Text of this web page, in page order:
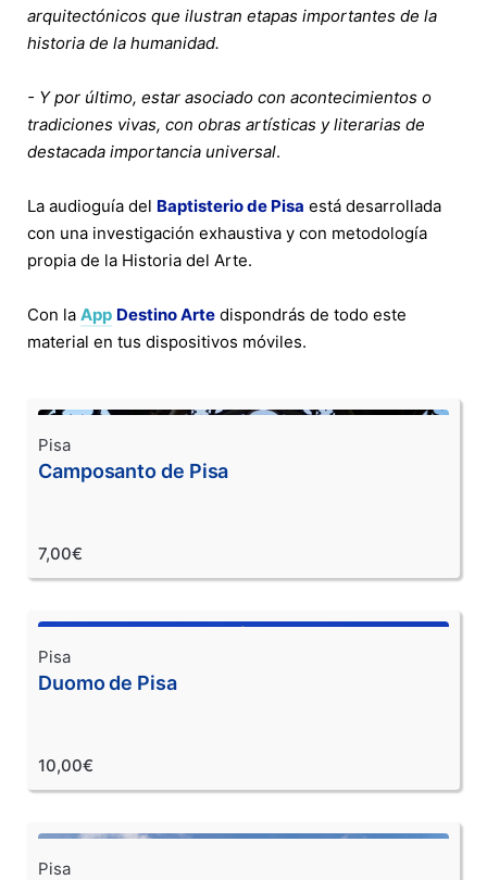
arquitectónicos que ilustran etapas importantes de la
historia de la humanidad.
- Y por último, estar asociado con acontecimientos o
tradiciones vivas, con obras artísticas y literarias de
destacada importancia universal.
La audioguía del Baptisterio de Pisa está desarrollada
con una investigación exhaustiva y con metodología
propia de la Historia del Arte.
Con la App Destino Arte dispondrás de todo este
material en tus dispositivos móviles.
Pisa
Camposanto de Pisa
7,00€
Pisa
Duomo de Pisa
10,00€
Pisa